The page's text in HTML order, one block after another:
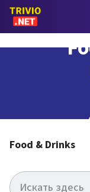
Food & Drinks